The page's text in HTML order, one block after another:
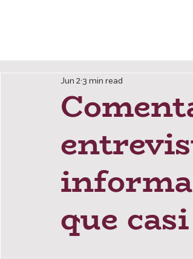
que
Jun 2 3 min read